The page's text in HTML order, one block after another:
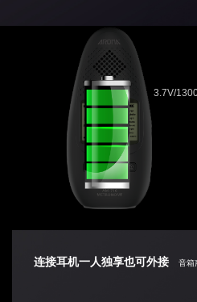
3.7V/
连接耳机一人独享也可外接 音箱